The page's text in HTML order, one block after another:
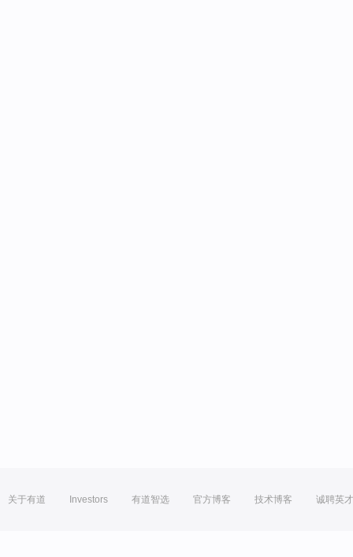
关于有道 Investors 有道智选 官方博客 技术博客 诚聘英才